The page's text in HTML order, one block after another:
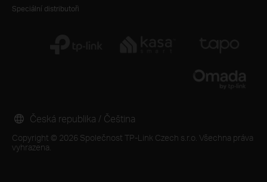
Speciální distributoři
Copyright © 2026 Společnost TP-Link Czech s.r.o. Všechna práva
vyhrazena.
Česká republika / Čeština